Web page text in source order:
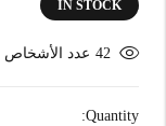
IN STOCK
42 عدد الأشخاص
Quantity: